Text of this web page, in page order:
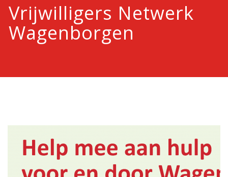
Vrijwilligers Netwerk
Wagenborgen